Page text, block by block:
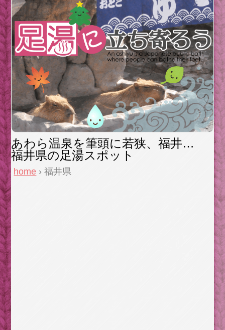
あわら温泉を筆頭に若狭、福井…
福井県の足湯スポット
home › 福井県